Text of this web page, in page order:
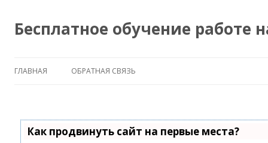
Бесплатное обучение работе
ГЛАВНАЯ ОБРАТНАЯ СВЯЗЬ
Как продвинуть сайт на первые места?